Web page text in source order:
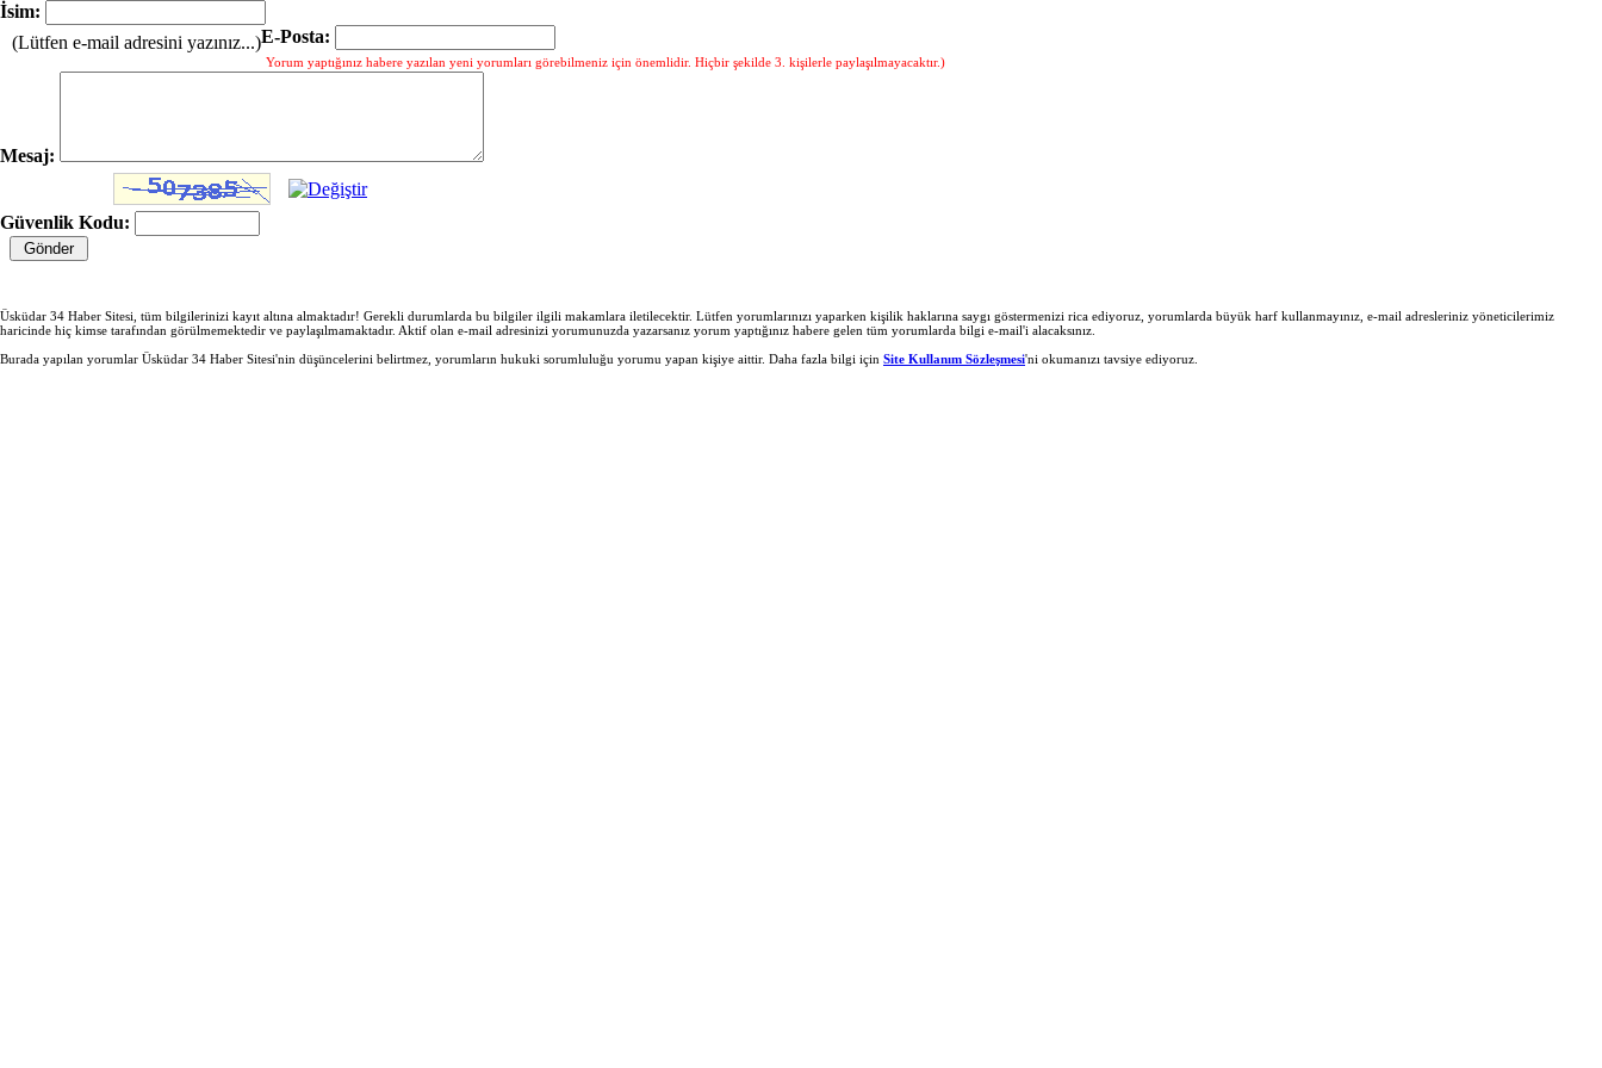
İsim:
E-Posta:
(Lütfen e-mail adresini yazınız...)
Yorum yaptığınız habere yazılan yeni yorumları görebilmeniz için önemlidir. Hiçbir şekilde 3. kişilerle paylaşılmayacaktır.)
Mesaj:
Güvenlik Kodu:
Üsküdar 34 Haber Sitesi, tüm bilgilerinizi kayıt altına almaktadır! Gerekli durumlarda bu bilgiler ilgili makamlara iletilecektir. Lütfen yorumlarınızı yaparken kişilik haklarına saygı göstermenizi rica ediyoruz, yorumlarda büyük harf kullanmayınız, e-mail adresleriniz yöneticilerimiz
haricinde hiç kimse tarafından görülmemektedir ve paylaşılmamaktadır. Aktif olan e-mail adresinizi yorumunuzda yazarsanız yorum yaptığınız habere gelen tüm yorumlarda bilgi e-mail'i alacaksınız.
Burada yapılan yorumlar Üsküdar 34 Haber Sitesi'nin düşüncelerini belirtmez, yorumların hukuki sorumluluğu yorumu yapan kişiye aittir. Daha fazla bilgi için Site Kullanım Sözleşmesi'ni okumanızı tavsiye ediyoruz.